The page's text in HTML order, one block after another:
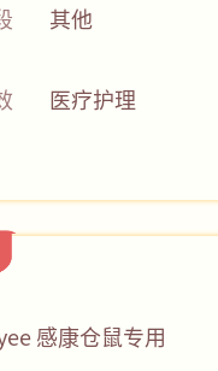
其他
医疗护理
感康仓鼠专用